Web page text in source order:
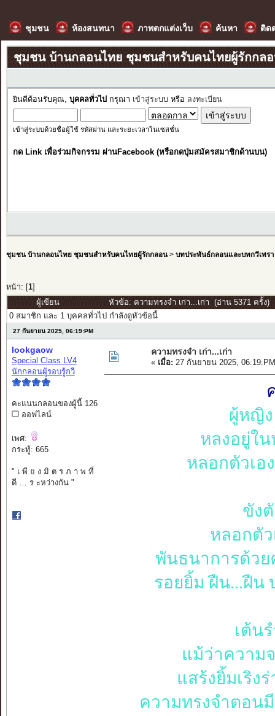
ชุมชน ห้องสนทนา ภาพตกแต่งเว็บ ค้นหา ติด
ชุมชน บ้านกลอนไทย ชุมชนสำหรับคนไทยผู้รักกล
ยินดีต้อนรับคุณ, บุคคลทั่วไป กรุณา เข้าสู่ระบบ หรือ ลงทะเบียน
เข้าสู่ระบบด้วยชื่อผู้ใช้ รหัสผ่าน และระยะเวลาในเซสชั่น
กด Link เพื่อร่วมกิจกรรม ผ่านFacebook (หรือกดปุ่มสมัครสมาชิกด้านบน)
ชุมชน บ้านกลอนไทย ชุมชนสำหรับคนไทยผู้รักกลอน> บทประพันธ์กลอนและบทกวีเพรา
หน้า: [ 1]
ผู้เขียน
หัวข้อ: ความทรงจำ เก่า...เก่า (อ่าน 5371 ครั้ง)
0 สมาชิก และ 1 บุคคลทั่วไป กำลังดูหัวข้อนี้
27 กันยายน 2025, 06:19:PM
lookgaow
Special Class LV4
นักกลอนผู้รอบรู้กวี
คะแนนกลอนของผู้นี้ 126
ออฟไลน์
เพศ:
กระทู้: 665
" เ พี ย ง มิ ต ร ภ า พ ที่
ดี … ร ะหว่างกัน "
ความทรงจำ เก่า...เก่า
« เมื่อ: 27 กันยายน 2025,
ผู้หญิง
หลงอยู่ใ
หลอกตัวเอ
ขัง
หลอกตัว
พันธนาการด้วย
รอยยิ้ม ฝืน...ฝื
เต้น
แม้ว่าความ
แสร้งยิ้มเริง
ความทรงจำตอน